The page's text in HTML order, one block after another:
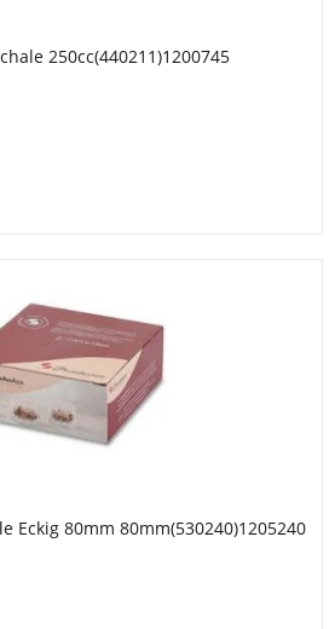
250cc(440211)1200745
Eckig 80mm 80mm(530240)1205240